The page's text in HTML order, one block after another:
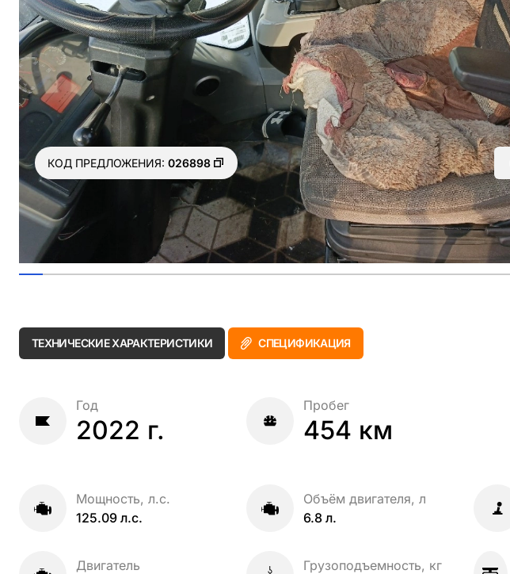
КОД ПРЕДЛОЖЕНИЯ: 026898
ТЕХНИЧЕСКИЕ ХАРАКТЕРИСТИКИ СПЕЦИФИКАЦИЯ
Год
2022 г.
Пробег
454 км
Мощность, л.с.
125.09 л.с.
Объём двигателя, л
6.8 л.
Двигатель
Грузоподъемность, кг